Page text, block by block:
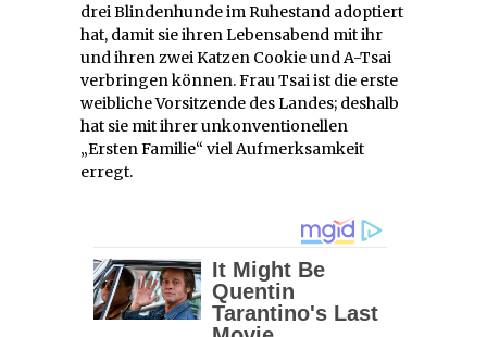
drei Blindenhunde im Ruhestand adoptiert
hat, damit sie ihren Lebensabend mit ihr
und ihren zwei Katzen Cookie und A-Tsai
verbringen können. Frau Tsai ist die erste
weibliche Vorsitzende des Landes; deshalb
hat sie mit ihrer unkonventionellen
„Ersten Familie“ viel Aufmerksamkeit
erregt.